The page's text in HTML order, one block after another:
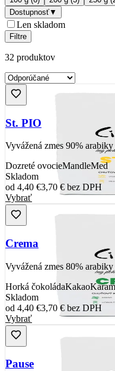
Dostupnosť▼
Len skladom
Filtre
32 produktov
St. PIO
Vyvážená zmes 90%
Dozreté ovocieMandleMed
Skladom
od 4,40 €3,70 € bez DPH
Vybrať
Crema
Vyvážená zmes 80%
Horká čokoládaKakao
Skladom
od 4,40 €3,70 € bez DPH
Vybrať
Pause